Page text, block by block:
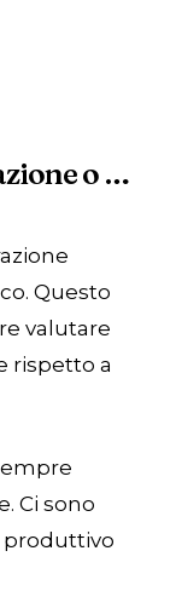
o …
Questo
valutare
rispetto a
Ci sono
produttivo